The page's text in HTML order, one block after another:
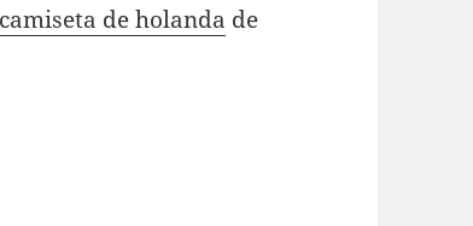
camiseta de holanda de